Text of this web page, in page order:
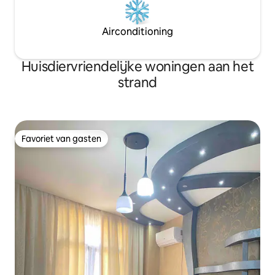
Airconditioning
Huisdiervriendelijke woningen aan het
strand
Favoriet van gasten
Favoriet van gasten